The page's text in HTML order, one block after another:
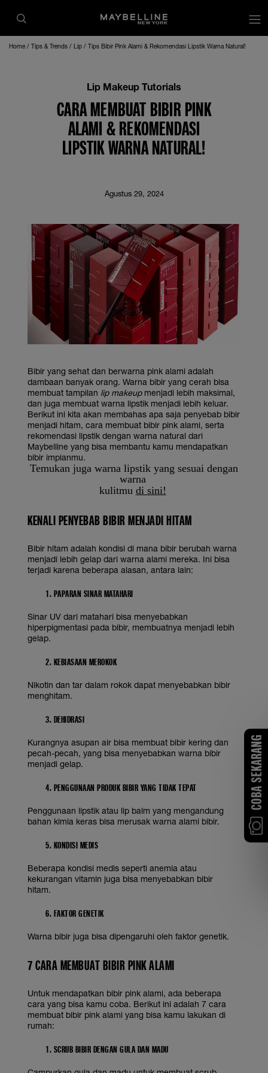
Home Tips & Trends Lip Tips Bibir Pink Alami & Rekomendasi Lipstik Warna Natural!
Lip Makeup Tutorials
CARA MEMBUAT BIBIR PINK
ALAMI & REKOMENDASI
LIPSTIK WARNA NATURAL!
Agustus 29, 2024
Bibir yang sehat dan berwarna pink alami adalah
dambaan banyak orang. Warna bibir yang cerah bisa
membuat tampilan lip makeup menjadi lebih maksimal,
dan juga membuat warna lipstik menjadi lebih keluar.
Berikut ini kita akan membahas apa saja penyebab bibir
menjadi hitam, cara membuat bibir pink alami, serta
rekomendasi lipstik dengan warna natural dari
Maybelline yang bisa membantu kamu mendapatkan
bibir impianmu.
Temukan juga warna lipstik yang sesuai dengan
warna
kulitmu di sini!
KENALI PENYEBABBIBIR MENJADI HITAM
Bibir hitam adalah kondisi di mana bibir berubah warna
menjadi lebih gelap dari warna alami mereka. Ini bisa
terjadi karena beberapa alasan, antara lain:
1. PAPARAN SINAR MATAHARI
Sinar UV dari matahari bisa menyebabkan
hiperpigmentasi pada bibir, membuatnya menjadi lebih
gelap.
2. KEBIASAAN MEROKOK
Nikotin dan tar dalam rokok dapat menyebabkan bibir
menghitam.
3. DEHIDRASI
Kurangnya asupan air bisa membuat bibir kering dan
pecah-pecah, yang bisa menyebabkan warna bibir
menjadi gelap.
4. PENGGUNAAN PRODUK BIBIR YANG TIDAK TEPAT
Penggunaan lipstik atau lip balm yang mengandung
bahan kimia keras bisa merusak warna alami bibir.
5. KONDISI MEDIS
Beberapa kondisi medis seperti anemia atau
kekurangan vitamin juga bisa menyebabkan bibir
hitam.
6. FAKTOR GENETIK
Warna bibir juga bisa dipengaruhi oleh faktor genetik.
7CARA MEMBUAT BIBIR PINK ALAMI
Untuk mendapatkan bibir pink alami, ada beberapa
cara yang bisa kamu coba. Berikut ini adalah 7 cara
membuat bibir pink alami yang bisa kamu lakukan di
rumah:
1. SCRUB BIBIR DENGAN GULA DAN MADU
COBA SEKARANG